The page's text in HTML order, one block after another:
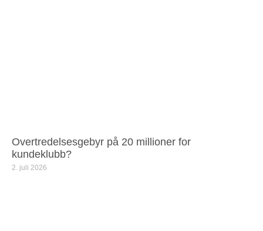
Overtredelsesgebyr på 20 millioner for
kundeklubb?
2. juli 2026